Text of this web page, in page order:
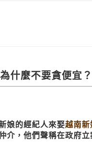
什麼不要貪便宜？
娘的經紀人來娶越南新
介，他們聲稱在政府